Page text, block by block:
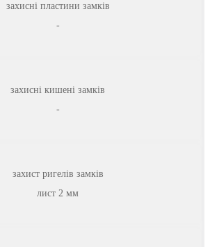
захисні пластини замків
-
захисні кишені замків
-
захист ригелів замків
лист 2 мм